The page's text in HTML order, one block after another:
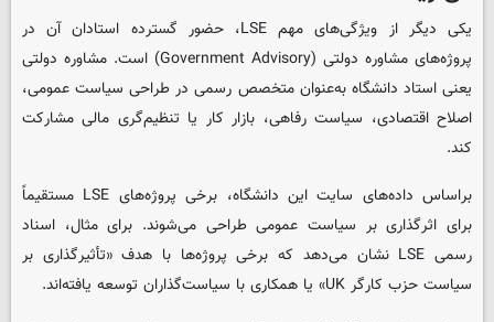
یکی دیگر از ویژگی‌های مهم LSE، حضور گسترده استادان آن در
پروژه‌های مشاوره دولتی (Government Advisory) است. مشاوره دولتی
یعنی استاد دانشگاه به‌عنوان متخصص رسمی در طراحی سیاست عمومی،
اصلاح اقتصادی، سیاست رفاهی، بازار کار یا تنظیم‌گری مالی مشارکت
کند.
براساس داده‌های سایت این دانشگاه، برخی پروژه‌های LSE مستقیماً
برای اثرگذاری بر سیاست عمومی طراحی می‌شوند. برای مثال، اسناد
رسمی LSE نشان می‌دهد که برخی پروژه‌ها با هدف «تأثیرگذاری بر
سیاست حزب کارگر UK» یا همکاری با سیاست‌گذاران توسعه یافته‌اند.